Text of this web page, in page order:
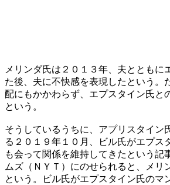
メリンダ氏は２０１３年、夫とともに
た後、夫に不快感を表現したという。
配にもかかわらず、エプスタイン氏と
という。
そうしているうちに、アプリスタイン
る２０１９年１０月、ビル氏がエプス
も会って関係を維持してきたという記
ムズ（ＮＹＴ）にのせられると、メリ
という。ビル氏がエプスタイン氏のマ